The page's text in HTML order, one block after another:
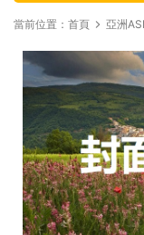
當前位置： 首頁 亞洲